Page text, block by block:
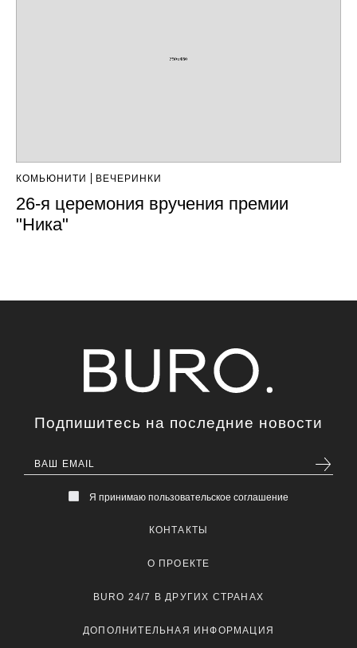
КОМЬЮНИТИ ВЕЧЕРИНКИ
26-я церемония вручения премии
"Ника"
Подпишитесь на последние новости
Я принимаю пользовательское соглашение
КОНТАКТЫ
О ПРОЕКТЕ
BURO 24/7 В ДРУГИХ СТРАНАХ
ДОПОЛНИТЕЛЬНАЯ ИНФОРМАЦИЯ